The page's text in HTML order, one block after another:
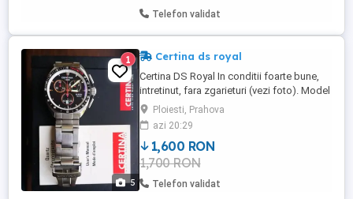
înlocuirii bateriilor ceasurilor. LUNGIMEA ...
Telefon validat
5
1 Certina ds royal
Certina DS Royal In conditii foarte bune,
intretinut, fara zgarieturi (vezi foto). Model
C010.417.11.051.00 Diametru carcasă 41
mm Material carcasă Oțel inoxidabil
Mecanism Quartz eta 251.273 22 jewels
Baterie Renata 394 SCHIMBATA
21.07.2025 Origine mecanism Elveția
Forma carcasei Rotundă Capac ceas
Opac Material ...
Ploiesti, Prahova
azi 20:29
1,600 RON
1,700 RON
Telefon validat